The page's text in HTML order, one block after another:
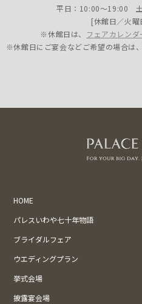
平日：10:00〜19:00
[休館日／火曜
※休館日は、 フェアカレンダ
※休館日にご宴会などご希望の場合は
HOME
パレスいわや七十年物語
ブライダルフェア
ウエディングプラン
挙式会場
披露宴会場